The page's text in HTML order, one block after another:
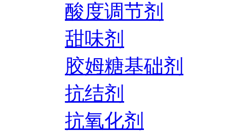
酸度调节剂
甜味剂
胶姆糖基础剂
抗结剂
抗氧化剂